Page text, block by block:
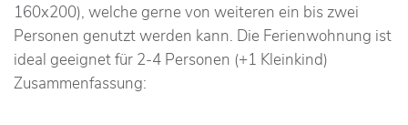
160x200), welche gerne von weiteren ein bis zwei
Personen genutzt werden kann. Die Ferienwohnung ist
ideal geeignet für 2-4 Personen (+1 Kleinkind)
Zusammenfassung: